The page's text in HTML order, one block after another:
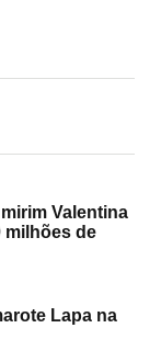
Valentina
milhões de
Lapa na